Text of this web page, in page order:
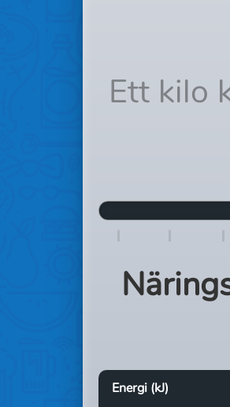
Ett kilo
Energi (kJ)